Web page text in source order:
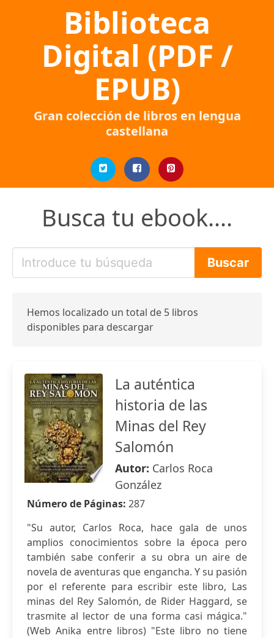
Biblioteca
Digital (PDF /
EPUB)
Gran colección de libros en lengua
castellana
Busca tu ebook....
Hemos localizado un total de 5 libros
disponibles para descargar
La auténtica
historia de las
Minas del Rey
Salomón
Autor: Carlos Roca
González
Número de Páginas: 287
"Su autor, Carlos Roca, hace gala de unos
amplios conocimientos sobre la época pero
también sabe conferir a su obra un aire de
novela de aventuras que engancha. Y su pasión
por el referente para escribir este libro, Las
minas del Rey Salomón, de Rider Haggard, se
trasmite al lector de una forma casi mágica."
(Web Anika entre libros) "Este libro no tiene